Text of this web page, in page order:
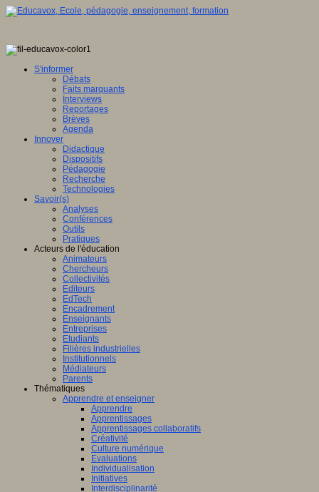
S'informer
Débats
Faits marquants
Interviews
Reportages
Brèves
Agenda
Innover
Didactique
Dispositifs
Pédagogie
Recherche
Technologies
Savoir(s)
Analyses
Conférences
Outils
Pratiques
Acteurs de l'éducation
Animateurs
Chercheurs
Collectivités
Editeurs
EdTech
Encadrement
Enseignants
Entreprises
Etudiants
Filières industrielles
Institutionnels
Médiateurs
Parents
Thématiques
Apprendre et enseigner
Apprendre
Apprentissages
Apprentissages collaboratifs
Créativité
Culture numérique
Evaluations
Individualisation
Initiatives
Interdisciplinarité